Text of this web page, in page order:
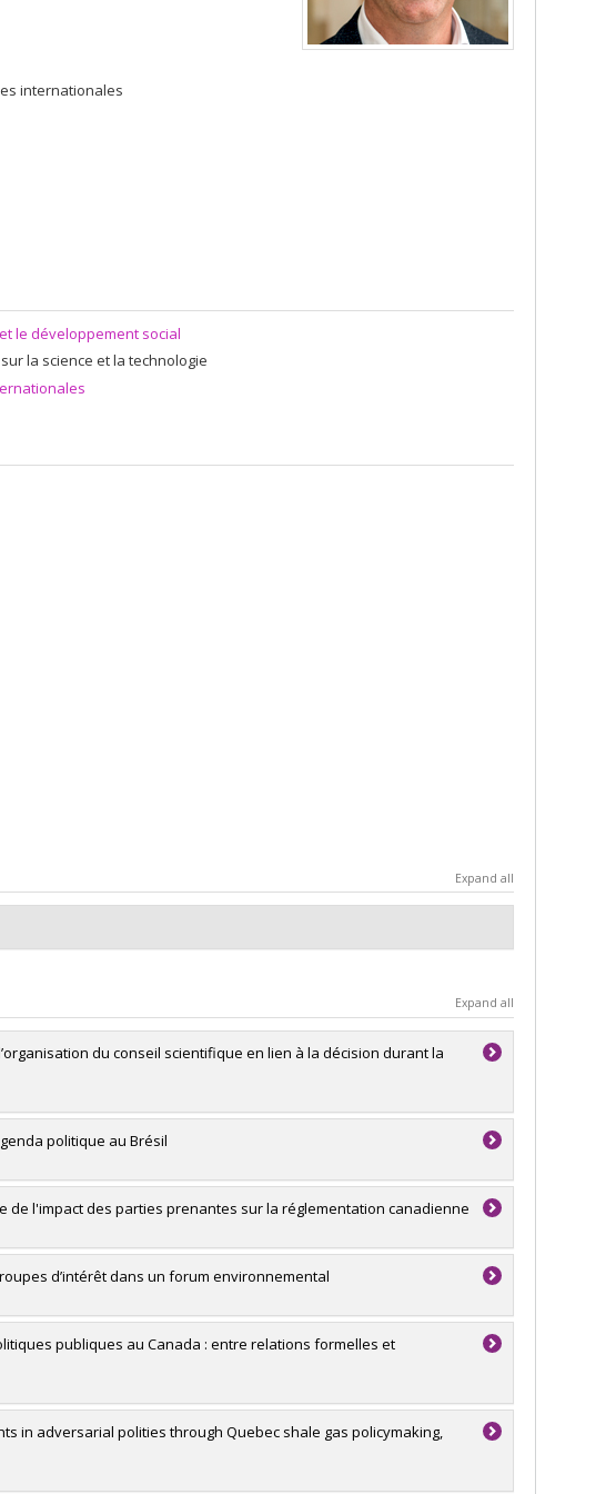
internationales
le développement social
la science et la technologie
Expand all
Expand all
du conseil scientifique en lien à la décision durant la
politique au Brésil
l'impact des parties prenantes sur la réglementation canadienne
d’intérêt dans un forum environnemental
publiques au Canada : entre relations formelles et
in adversarial polities through Quebec shale gas policymaking,